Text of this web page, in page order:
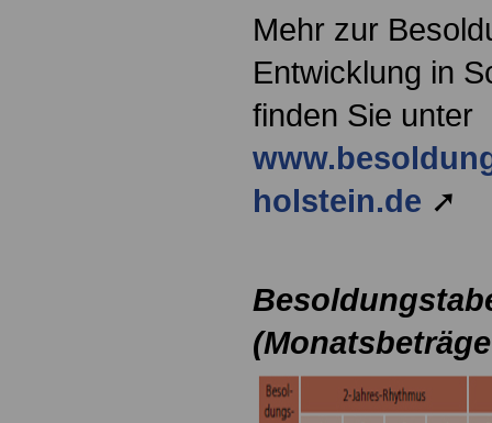
Mehr zur
Entwicklung in
finden Sie unter
holstein.de ➚